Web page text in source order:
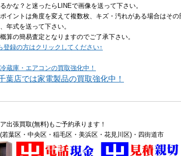
かな？と迷ったらLINEで画像を送って下さい。
イントは角度を変えて複数枚、キズ・汚れがある場合はそ
年式を送って下さい。
算の簡易査定となりますのでご了承下さい。
登録の方はクリックしてください↑
蔵庫・エアコンの買取強化中！
葉店では家電製品の買取強化中！
出張買取(無料)もご予約承ります！
(若葉区・中央区・稲毛区・美浜区・花見川区)・四街道市